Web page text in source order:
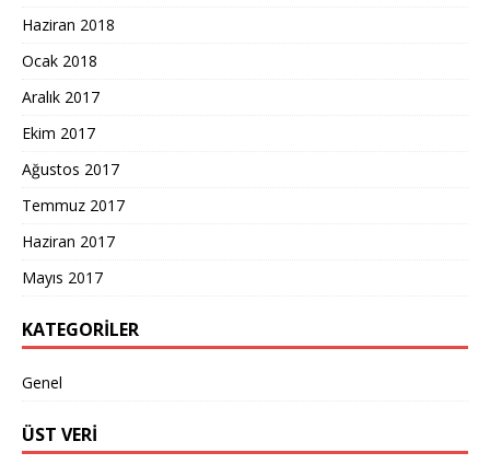
Haziran 2018
Ocak 2018
Aralık 2017
Ekim 2017
Ağustos 2017
Temmuz 2017
Haziran 2017
Mayıs 2017
KATEGORILER
Genel
ÜST VERI